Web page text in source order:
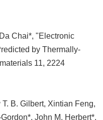
Chai*, "Electronic
by Thermally-
11, 2224
B. Gilbert, Xintian Feng,
John M. Herbert*,